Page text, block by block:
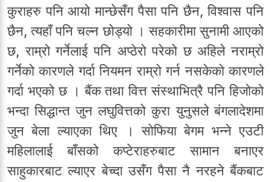
कुराहरु पनि आयो मान्छेसँग पैसा पनि छैन, विश्वास पनि
छैन, त्यहाँ पनि चल्न छोड्यो । सहकारीमा सुनामी आएको
छ, राम्रो गर्नेलाई पनि अप्ठेरो परेको छ अहिले नराम्रो
गर्नेको कारणले गर्दा नियमन राम्रो गर्न नसकेको कारणले
गर्दा भएको छ । बैंक तथा वित्त संस्थाभित्रै पनि हिजोको
भन्दा सिद्धान्त जुन लघुवित्तको कुरा युनुसले बंगलादेशमा
जुन बेला ल्याएका थिए । सोफिया बेगम भन्ने एउटी
महिलालाई बाँसको कप्टेराहरुबाट सामान बनाएर
साहुकारबाट ल्याएर बेच्दा उसँग पैसा नै नरहने बैंकबाट